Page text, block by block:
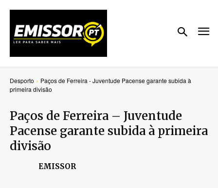
Desporto
Paços de Ferreira - Juventude Pacense garante subida à
primeira divisão
Paços de Ferreira – Juventude
Pacense garante subida à primeira
divisão
EMISSOR